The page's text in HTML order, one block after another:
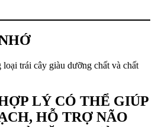
trái cây giàu dưỡng chất và chất
LÝ CÓ THỂ GIÚP
HỖ TRỢ NÃO